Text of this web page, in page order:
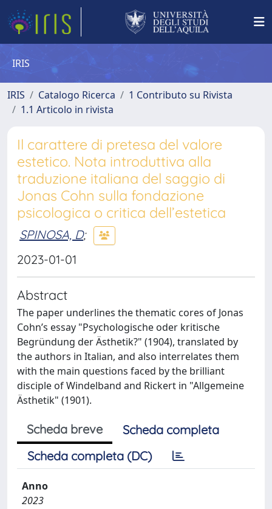
IRIS
IRIS Catalogo Ricerca
1 Contributo su Rivista
1.1 Articolo in rivista
Il carattere di pretesa del valore
estetico. Nota introduttiva alla
traduzione italiana del saggio di
Jonas Cohn sulla fondazione
psicologica o critica dell’estetica
SPINOSA, D;
2023-01-01
Abstract
The paper underlines the thematic cores of Jonas
Cohn’s essay "Psychologische oder kritische
Begründung der Ästhetik?" (1904), translated by
the authors in Italian, and also interrelates them
with the main questions faced by the brilliant
disciple of Windelband and Rickert in "Allgemeine
Ästhetik" (1901).
Scheda breve
Scheda completa
Scheda completa (DC)
Anno
2023